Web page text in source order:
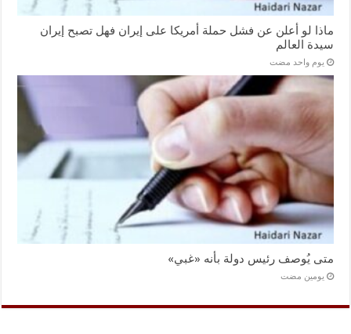
ماذا لو أعلن عن فشل حملة أمريكا على إيران فهل تصبح إيران
سيدة العالم
‏يوم واحد مضت
متى يُوصف رئيس دولة بأنه «غبي»
‏يومين مضت